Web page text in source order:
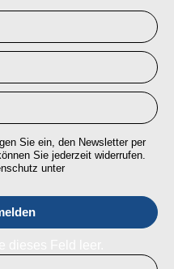
Sie ein, den Newsletter per
Sie jederzeit widerrufen.
unter